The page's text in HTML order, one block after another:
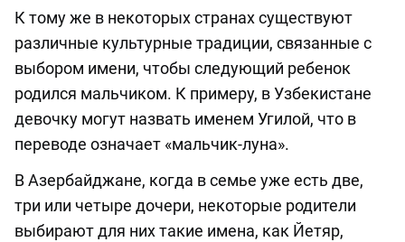
К тому же в некоторых странах существуют
различные культурные традиции, связанные с
выбором имени, чтобы следующий ребенок
родился мальчиком. К примеру, в Узбекистане
девочку могут назвать именем Угилой, что в
переводе означает «мальчик-луна».
В Азербайджане, когда в семье уже есть две,
три или четыре дочери, некоторые родители
выбирают для них такие имена, как Йетяр,